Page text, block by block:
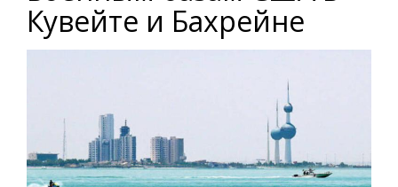
Кувейте и Бахрейне